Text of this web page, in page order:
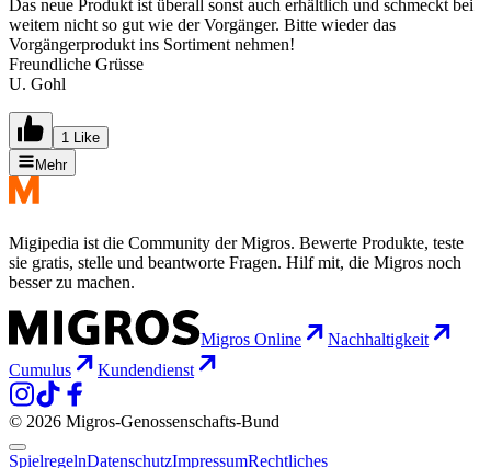
Das neue Produkt ist überall sonst auch erhältlich und schmeckt bei
weitem nicht so gut wie der Vorgänger. Bitte wieder das
Vorgängerprodukt ins Sortiment nehmen!
Freundliche Grüsse
U. Gohl
1 Like
Mehr
Migipedia ist die Community der Migros. Bewerte Produkte, teste
sie gratis, stelle und beantworte Fragen. Hilf mit, die Migros noch
besser zu machen.
Migros Online
Nachhaltigkeit
Cumulus
Kundendienst
© 2026 Migros-Genossenschafts-Bund
SpielregelnDatenschutzImpressumRechtliches